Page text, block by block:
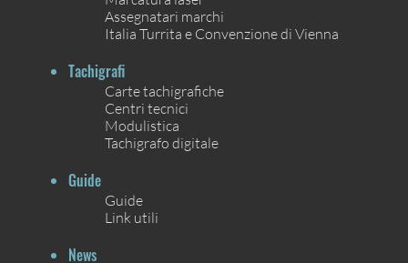
Assegnatari marchi
Italia Turrita e Convenzione di Vienna
Tachigrafi
Carte tachigrafiche
Centri tecnici
Modulistica
Tachigrafo digitale
Guide
Guide
Link utili
News